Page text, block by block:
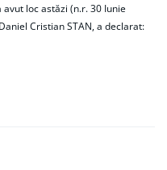
loc astăzi (n.r. 30 Iunie
Cristian STAN, a declarat: